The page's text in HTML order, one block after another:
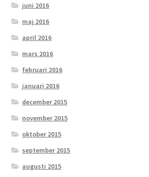
juni 2016
maj 2016
april 2016
mars 2016
februari 2016
januari 2016
december 2015
november 2015
oktober 2015
september 2015
augusti 2015